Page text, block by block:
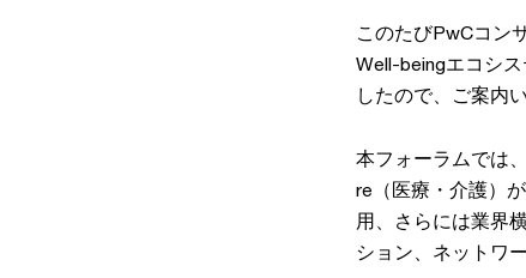
このたびPwCコン
Well-beingエコシ
したので、ご案内
本フォーラムでは
re（医療・介護）
用、さらには業界
ション、ネットワ